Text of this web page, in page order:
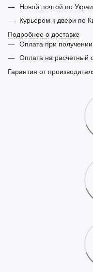
Новой почтой по
Курьером к двери по
Подробнее о доставке
Оплата при
Оплата на расчетный
Гарантия от